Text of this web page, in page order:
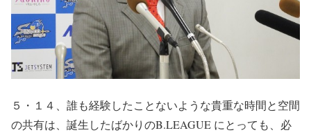
５・１４、誰も経験したことないような貴重な時間と空間
の共有は、誕生したばかりのB.LEAGUE にとっても、必